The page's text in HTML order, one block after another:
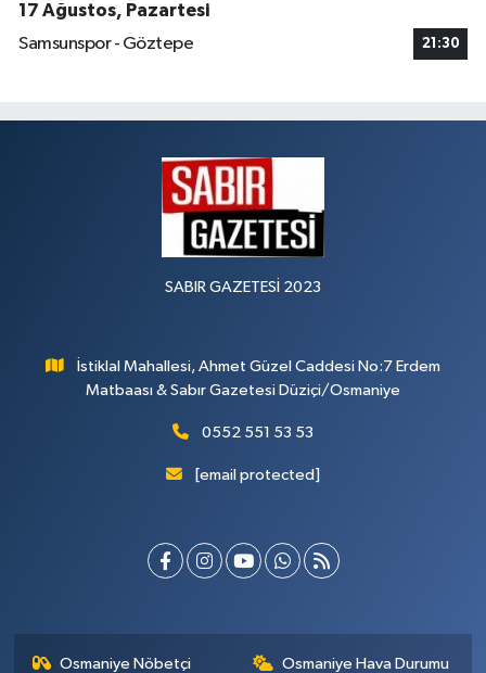
17 Ağustos, Pazartesi
Samsunspor - Göztepe
21:30
SABIR GAZETESİ 2023
İstiklal Mahallesi, Ahmet Güzel Caddesi No:7 Erdem
Matbaası & Sabır Gazetesi Düziçi/Osmaniye
0552 551 53 53
[email protected]
Osmaniye Nöbetçi Osmaniye Hava Durumu